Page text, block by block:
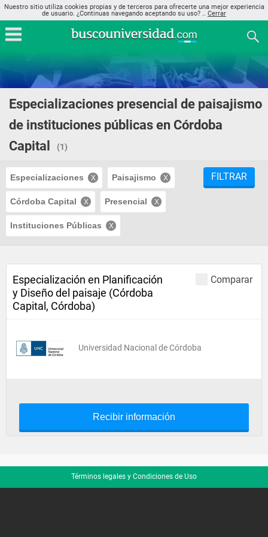
Nuestro sitio utiliza cookies propias y de terceros para ofrecerte una mejor experiencia
de usuario. ¿Continuas navegando aceptando su uso? .. Cerrar
Especializaciones presencial de paisajismo
de instituciones públicas en Córdoba
Capital
(1)
Especializaciones Paisajismo
Córdoba Capital Presencial
Instituciones Públicas
FILTRAR
Comparar
Especialización en Planificación
y Diseño del paisaje (Córdoba
Capital, Córdoba)
Universidad Nacional de Córdoba
Recibir información
Términos legales y Condiciones de Uso